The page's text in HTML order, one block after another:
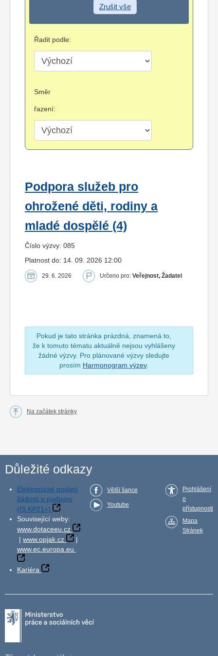
Zrušit vše
Řadit podle:
Směr
řazení:
Podpora služeb pro
ohrožené děti, rodiny a
mladé dospělé (4)
Číslo výzvy: 085
Platnost do: 14. 09. 2026 12:00
29. 6. 2026 Určeno pro: Veřejnost, Žadatel
Pokud je tato stránka prázdná, znamená to,
že k tomuto tématu aktuálně nejsou vyhlášeny
žádné výzvy. Pro plánované výzvy sledujte
prosím Harmonogram výzev.
Na začátek stránky
Důležité odkazy
Elektronické podání
žádosti o podporu
(IS KP21+)
Související weby:
www.dotaceeu.cz
| www.opjak.cz
|
www.ec.europa.eu
Kariéra
Větší šance
Youtube
Prohlášení
o
přístupnosti
Mapa
Stránek